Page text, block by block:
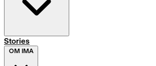
Stories
OM IMA